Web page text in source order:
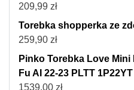
209,99 zł
Torebka shopperka ze
259,90 zł
Pinko Torebka Love
Fu AI 22-23 PLTT
1539,00 zł